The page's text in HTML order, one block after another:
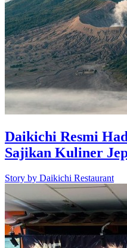
Daikichi Resmi
Sajikan Kuliner
Story by Daikichi Restaurant